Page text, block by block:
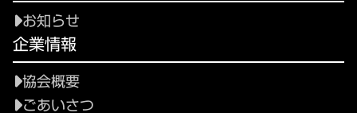
お知らせ
企業情報
協会概要
ごあいさつ